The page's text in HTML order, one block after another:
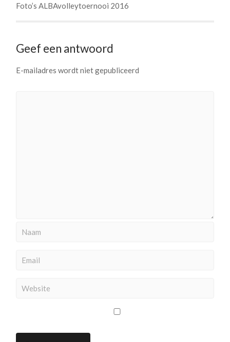
Foto’s ALBAvolleytoernooi 2016
Geef een antwoord
E-mailadres wordt niet gepubliceerd